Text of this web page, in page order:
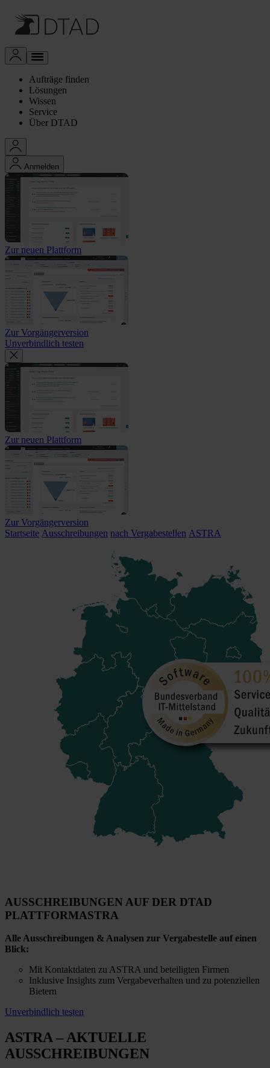
Aufträge finden
Lösungen
Wissen
Service
Über DTAD
Anmelden
Zur neuen Plattform
Zur Vorgängerversion
Unverbindlich testen
Zur neuen Plattform
Zur Vorgängerversion
Startseite Ausschreibungen nach Vergabestellen ASTRA
AUSSCHREIBUNGEN AUF DER DTAD
PLATTFORMASTRA
Alle Ausschreibungen & Analysen zur Vergabestelle auf einen
Blick:
Mit Kontaktdaten zu ASTRA und beteiligten Firmen
Inklusive Insights zum Vergabeverhalten und zu potenziellen
Bietern
Unverbindlich testen
ASTRA– AKTUELLE
AUSSCHREIBUNGEN